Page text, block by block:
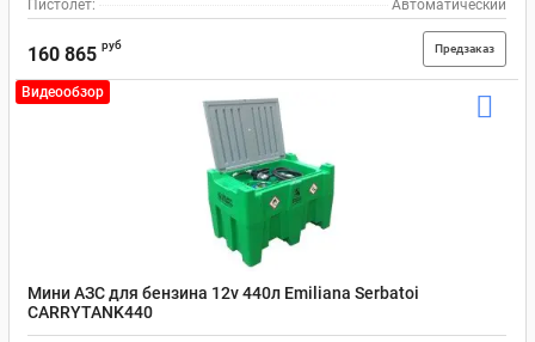
Пистолет:
Автоматический
160 865 руб Предзаказ
Видеообзор
Мини АЗС для бензина 12v 440л Emiliana Serbatoi
CARRYTANK440